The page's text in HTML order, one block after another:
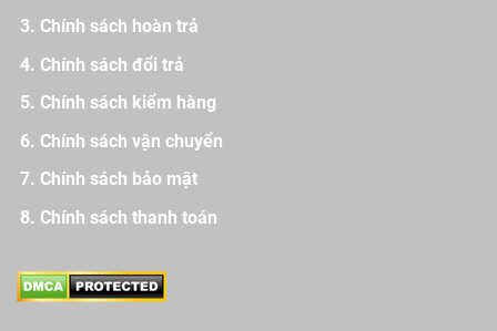
Chính sách hoàn trả
Chính sách đổi trả
Chính sách kiểm hàng
Chính sách vận chuyển
Chính sách bảo mật
Chính sách thanh toán